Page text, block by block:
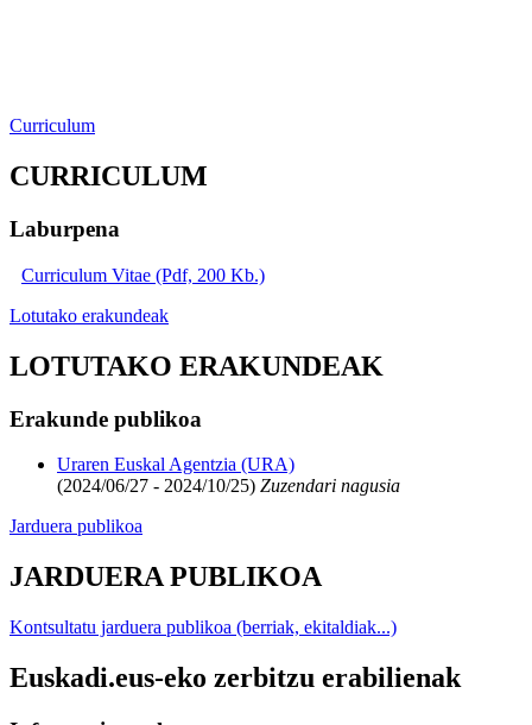
Curriculum
CURRICULUM
Laburpena
Curriculum Vitae (Pdf, 200 Kb.)
Lotutako erakundeak
LOTUTAKO ERAKUNDEAK
Erakunde publikoa
Uraren Euskal Agentzia (URA)
(2024/06/27 - 2024/10/25) Zuzendari nagusia
Jarduera publikoa
JARDUERA PUBLIKOA
Kontsultatu jarduera publikoa (berriak, ekitaldiak...)
Euskadi.eus-eko zerbitzu erabilienak